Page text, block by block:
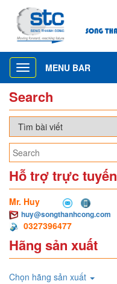
Toggle
navigation
MENU BAR
Search
Hỗ trợ trực tuyến
Mr. Huy
huy@songthanhcong.com
0327396477
Hãng sản xuất
Chọn hãng sản xuất